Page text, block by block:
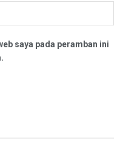
saya pada peramban ini